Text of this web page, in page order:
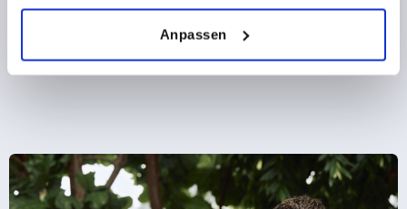
Anpassenzzgl. MwSt.
zzgl. Versandkosten